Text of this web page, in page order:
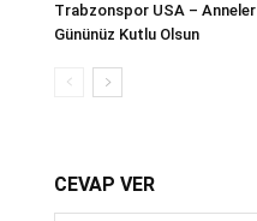
Trabzonspor USA – Anneler
Gününüz Kutlu Olsun
CEVAP VER